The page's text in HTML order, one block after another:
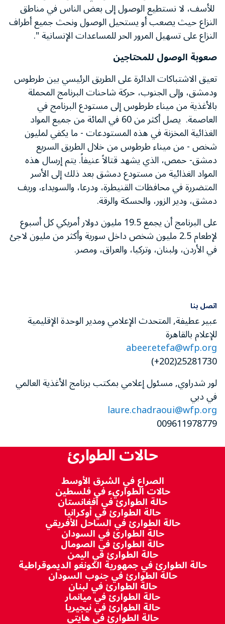
للأسف، لا نستطيع الوصول إلى بعض الناس في مناطق
النزاع حيث يصعب أو يستحيل الوصول ونحث جميع أطراف
النزاع على تسهيل المرور الحر للمساعدات الإنسانية ".
صعوبة الوصول للمحتاجين
تعيق الاشتباكات الدائرة على الطريق الرئيسي بين طرطوس
ودمشق، وإلى الجنوب، حركة شاحنات البرنامج المحملة
بالأغذية من ميناء طرطوس إلى مستودع البرنامج في
العاصمة. يصل أكثر من 60 في المائة من جميع المواد
الغذائية المخزنة في هذه المستودعات - ما يكفي لمليون
شخص - من ميناء طرطوس من خلال الطريق السريع
دمشق- حمص، الذي يشهد قتالاً عنيفاً. يتم إرسال هذه
المواد الغذائية من مستودع دمشق بعد ذلك إلى الأسر
المتضررة في محافظات القنيطرة، ودرعا، والسويداء، وريف
دمشق، ودير الزور، والحسكة والرقة.
على البرنامج أن يجمع 19.5 مليون دولار أمريكي كل أسبوع
لإطعام 2.5 مليون شخص داخل سورية وأكثر من مليون لاجئ
في الأردن، ولبنان، وتركيا، والعراق، ومصر.
اتصل بنا
عبير عطيفة, المتحدث الإعلامي ومدير الوحدة الإقليمية
للإعلام بالقاهرة
abeer.etefa@wfp.org
25281730(202+)
لور شدراوي, مسئول إعلامي بمكتب برنامج الأغذية العالمي
في دبي
laure.chadraoui@wfp.org
009611978779
حالات الطوارئ
الصراع في الشرق الأوسط
حالات الطواريء في فلسطين
حالة الطوارئ في أفغانستان
حالة الطوارئ في أوكرانيا
حالة الطوارئ في الساحل الأفريقي
حالة الطوارئ في السودان
حالة الطوارئ في الصومال
حالة الطوارئ في اليمن
حالة الطوارئ في جمهورية الكونغو الديموقراطية
حالة الطوارئ في جنوب السودان
حالة الطوارئ في لبنان
حالة الطوارئ في ميانمار
حالة الطوارئ في نيجيريا
حالة الطوارئ في هايتي